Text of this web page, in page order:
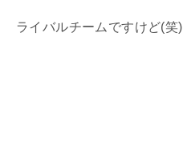
ライバルチームですけど(笑)